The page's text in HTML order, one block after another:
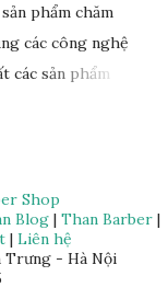
phẩm chăm
các công nghệ
các sản phẩm
đơn vị tiên phong
các nghiên cứu
sản phẩm chăm
trị, đặc biệt là
Shop
Blog | Than Barber |
| Liên hệ
Trưng - Hà Nội